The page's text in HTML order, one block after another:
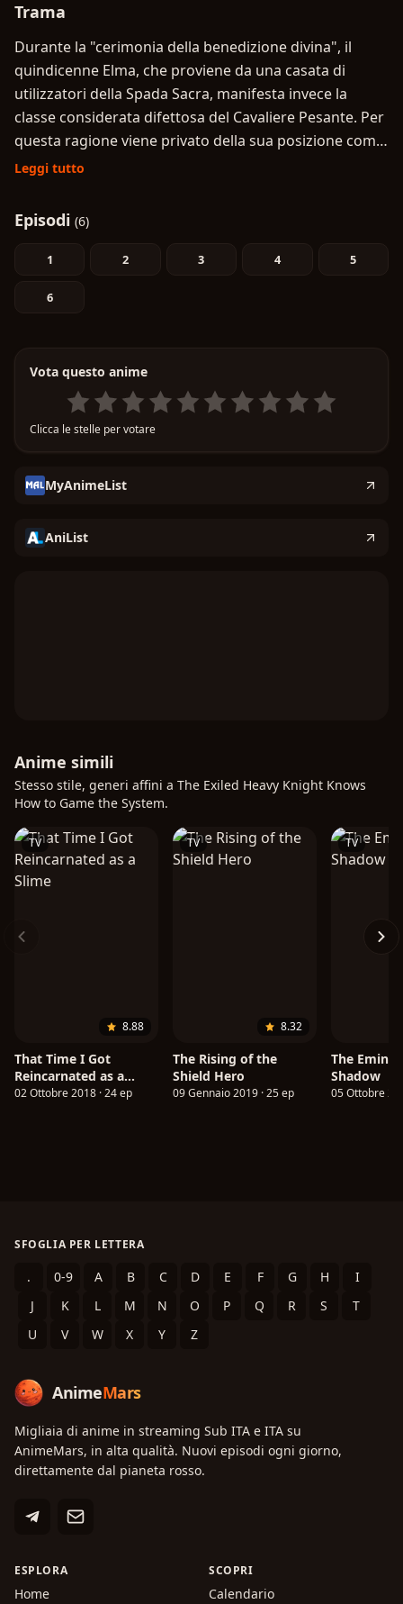
Trama
Durante la "cerimonia della benedizione divina", il
quindicenne Elma, che proviene da una casata di
utilizzatori della Spada Sacra, manifesta invece la
classe considerata difettosa del Cavaliere Pesante. Per
questa ragione viene privato della sua posizione come
prossimo capofamiglia della casata Edvan ed esiliato.
poco bilanciate e delle abilità piuttosto inutili, inoltre,
gira voce che solo i codardi e i pigri la ottengano, ma
Elma sa che non si tratta solo di questo. Essendo un
aveva giocato in passato, sa bene che in realtà la
sua precedente vita, Elma inizia la sua avventura nel
mondo in cui si è reincarnato.
Leggi tutto
Episodi (6)
1 2 3 4 5
6
Vota questo anime
Clicca le stelle per votare
MyAnimeList
AniList
Anime simili
Stesso stile, generi affini a The Exiled Heavy Knight Knows
How to Game the System.
TV
8.88
That Time I Got
Reincarnated as a
Slime
02 Ottobre 2018 · 24 ep
TV
8.32
The Rising of the
Shield Hero
09 Gennaio 2019 · 25 ep
TV
The
Shadow
05 Ottobre
SFOGLIA PER LETTERA
. 0-9 A B C D E F G H
I
J
K L M N O P Q R S
T
U
V W X Y Z
AnimeMars
Migliaia di anime in streaming Sub ITA e ITA su
AnimeMars, in alta qualità. Nuovi episodi ogni giorno,
direttamente dal pianeta rosso.
ESPLORA
Home
SCOPRI
Calendario